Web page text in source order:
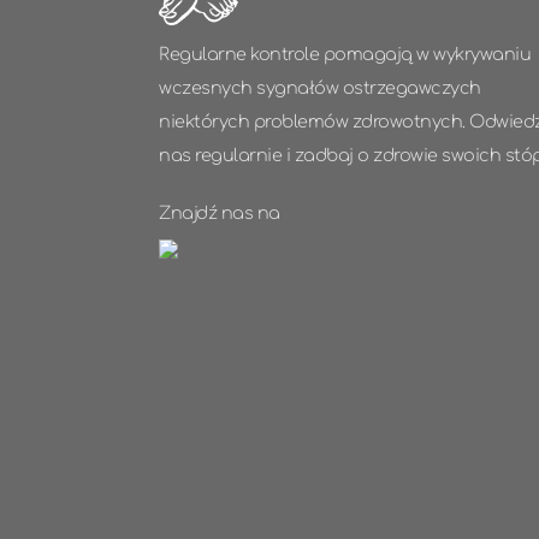
Regularne kontrole pomagają w wykrywaniu
wczesnych sygnałów ostrzegawczych
niektórych problemów zdrowotnych.
nas regularnie i zadbaj o zdrowie swoich
Znajdź nas na